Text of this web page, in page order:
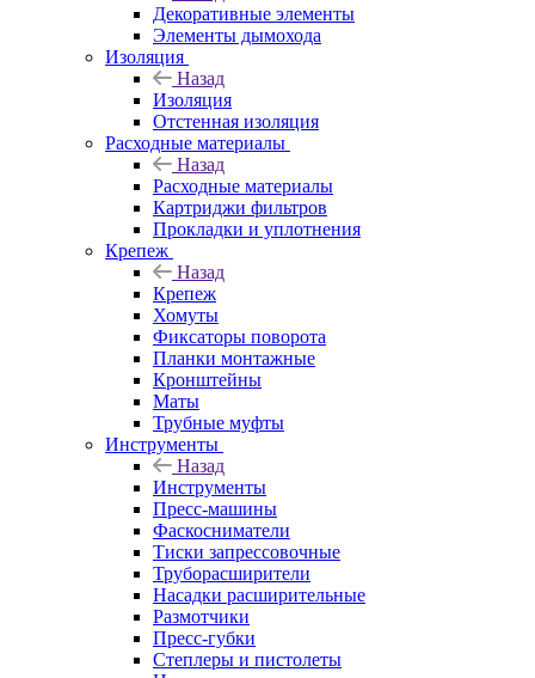
Декоративные элементы
Элементы дымохода
Изоляция
Назад
Изоляция
Отстенная изоляция
Расходные материалы
Назад
Расходные материалы
Картриджи фильтров
Прокладки и уплотнения
Крепеж
Назад
Крепеж
Хомуты
Фиксаторы поворота
Планки монтажные
Кронштейны
Маты
Трубные муфты
Инструменты
Назад
Инструменты
Пресс-машины
Фаскосниматели
Тиски запрессовочные
Труборасширители
Насадки расширительные
Размотчики
Пресс-губки
Степлеры и пистолеты